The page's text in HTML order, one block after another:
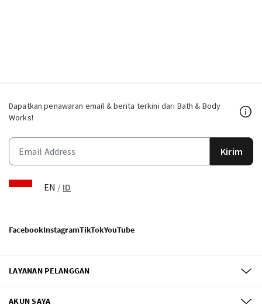
Dapatkan penawaran email & berita terkini dari Bath & Body
Works!
Kirim
EN / ID
FacebookInstagramTikTokYouTube
LAYANAN PELANGGAN
AKUN SAYA